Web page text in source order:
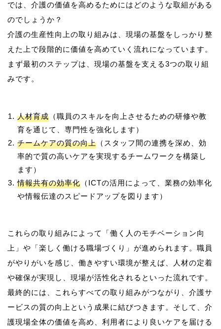
では、介護の価値を高めるためにはどのような取組がある
のでしょうか？
介護の生産性向上の取り組みは、現場の基盤をしっかり整
えた上で段階的に価値を高めていく流れになっています。
まず最初のステップは、現場の基盤を支える3つの取り組
人材育成 （職員のスキルを向上させるための研修や教
育を通じて、専門性を強化します）
チームケアの質の向上 （スタッフ間の連携を深め、効
率的で質の高いケアを実現するチームワークを構築し
ます）
情報共有の効率化 （ICTの活用によって、業務の効率化
や情報伝達のスピードアップを図ります）
これらの取り組みによって「働く人のモチベーション向
上」や「楽しく働ける職場づくり」が進められます。職員
がやりがいを感じ、働きやすい環境が整えば、人材の定着
や確保が実現し、現場が活性化されるといった流れです。
最終的には、これらすべての取り組みがつながり、介護サ
ービスの質の向上という成果に結びつきます。そして、介
護現場全体の価値を高め、利用者により良いケアを届ける